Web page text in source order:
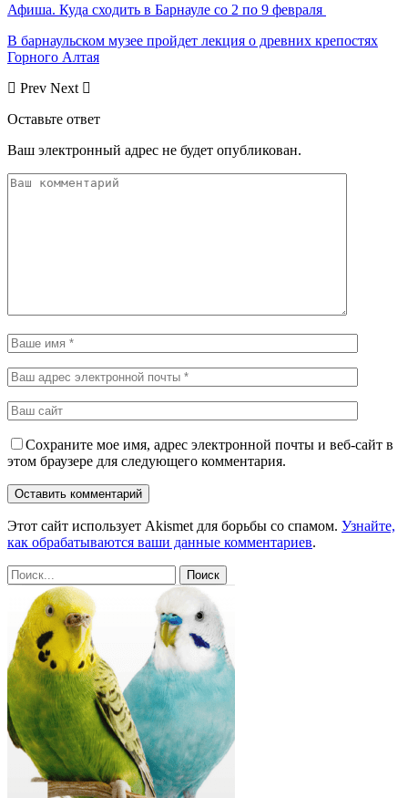
Афиша. Куда сходить в Барнауле со 2 по 9 февраля
В барнаульском музее пройдет лекция о древних крепостях
Горного Алтая
Prev Next
Оставьте ответ
Ваш электронный адрес не будет опубликован.
Сохраните мое имя, адрес электронной почты и веб-сайт в
этом браузере для следующего комментария.
Этот сайт использует Akismet для борьбы со спамом. Узнайте,
как обрабатываются ваши данные комментариев.